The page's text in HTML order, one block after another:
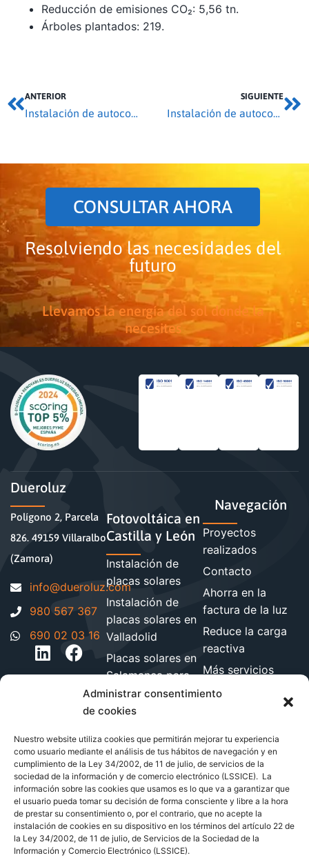
Administrar consentimiento
de cookies
Nuestro website utiliza cookies que permitirán mejorar tu experiencia
como usuario mediante el análisis de tus hábitos de navegación y en
cumplimiento de la Ley 34/2002, de 11 de julio, de servicios de la
sociedad de la información y de comercio electrónico (LSSICE). La
información sobre las cookies que usamos es lo que va a garantizar que
el usuario pueda tomar su decisión de forma consciente y libre a la hora
de prestar su consentimiento o, por el contrario, que no acepte la
instalación de cookies en su dispositivo en los términos del artículo 22 de
la Ley 34/2002, de 11 de julio, de Servicios de la Sociedad de la
Información y Comercio Electrónico (LSSICE).
Reducción de emisiones CO₂: 5,56 tn.
Árboles plantados: 219.
ANTERIOR
Instalación de autoconsumo 9,9 kwp en San Agustín del Pozo
SIGUIENTE
Instalación de autoconsumo 3,6 kwp en Moraleja del Vino
CONSULTAR AHORA
Resolviendo las necesidades del
futuro
Llevamos la energía del sol donde la
necesites
Dueroluz
Polígono 2, Parcela
826. 49159 Villaralbo
(Zamora)
moc.zuloreud@ofni
980 567 367
690 02 03 16
Fotovoltáica en
Castilla y León
Instalación de
placas solares
Instalación de
placas solares en
Valladolid
Placas solares en
Salamanca para
hogares y
empresa
paneles solares
en León
Instalación de
paneles solares
en Zamora
Navegación
Proyectos
realizados
Contacto
Ahorra en la
factura de la luz
Reduce la carga
reactiva
Más servicios
energéticos
Blog de energía y